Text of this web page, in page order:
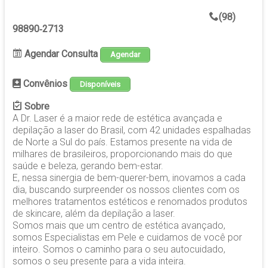
(98)
98890‑2713‬
Agendar Consulta Agendar
Convênios Disponíveis
Sobre
A Dr. Laser é a maior rede de estética avançada e
depilação a laser do Brasil, com 42 unidades espalhadas
de Norte a Sul do país. Estamos presente na vida de
milhares de brasileiros, proporcionando mais do que
saúde e beleza, gerando bem-estar.
E, nessa sinergia de bem-querer-bem, inovamos a cada
dia, buscando surpreender os nossos clientes com os
melhores tratamentos estéticos e renomados produtos
de skincare, além da depilação a laser.
Somos mais que um centro de estética avançado,
somos Especialistas em Pele e cuidamos de você por
inteiro. Somos o caminho para o seu autocuidado,
somos o seu presente para a vida inteira.